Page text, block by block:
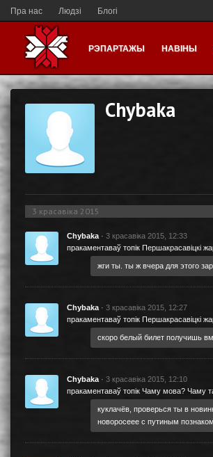
Пра нас Людзі Блогі
РЭПАРТАЖЫ НАВІНЫ
Chybaka
3 красавіка 2015
Chybaka · 3 красавіка 2015, 12:33
пракаментаваў топік Першакрасавіцкі
жги ты. ты ж вчера для этого
Chybaka · 3 красавіка 2015, 12:27
пракаментаваў топік Першакрасавіцкі
скоро белый билет получишь
Chybaka · 3 красавіка 2015, 12:10
пракаментаваў топік Чаму мова? Чаму
куклачёв, проверься ты в
новоросеее с путиным